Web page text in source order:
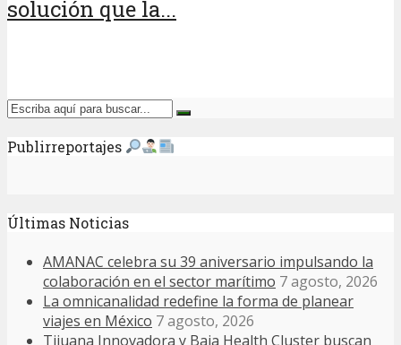
solución que la...
Publirreportajes
Últimas Noticias
AMANAC celebra su 39 aniversario impulsando la
colaboración en el sector marítimo 7 agosto, 2026
La omnicanalidad redefine la forma de planear
viajes en México 7 agosto, 2026
Tijuana Innovadora y Baja Health Cluster buscan